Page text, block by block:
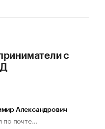
с
Александрович
по почте...